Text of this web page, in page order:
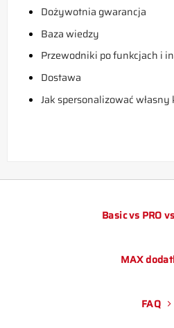
Dożywotnia gwarancja
Baza wiedzy
Przewodniki po funkcjach i
Dostawa
Jak spersonalizować własny
Basic vs PRO
MAX
FAQ